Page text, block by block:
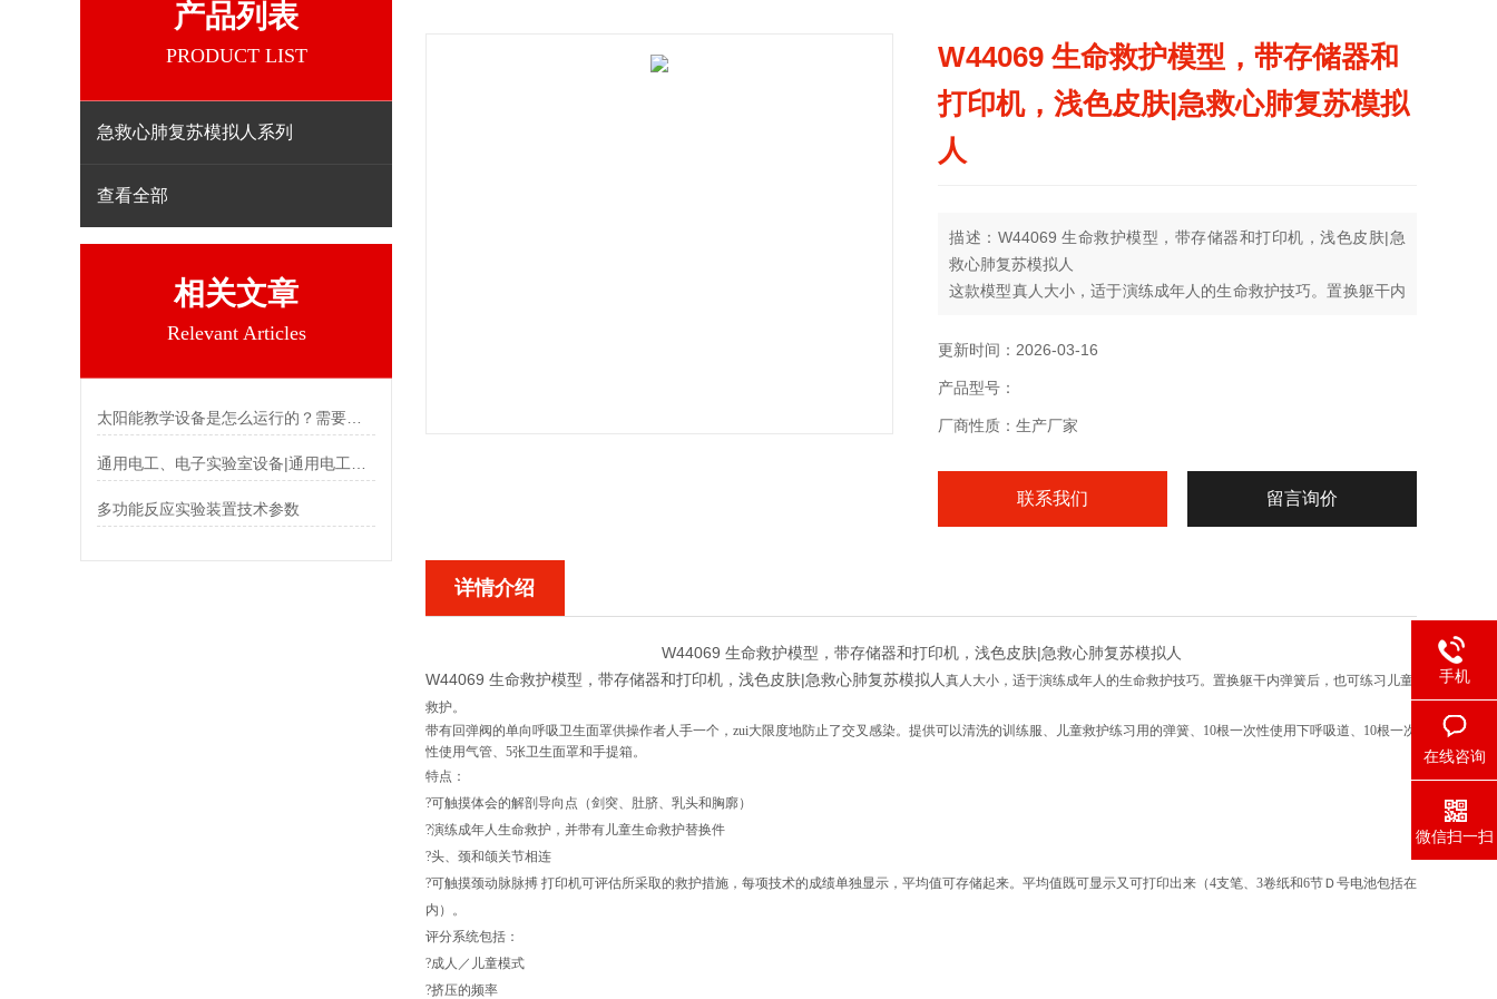
产品列表
PRODUCT LIST
急救心肺复苏模拟人系列
查看全部
相关文章
Relevant Articles
太阳能教学设备是怎么运行的？需要满足哪些条件？
多功能反应实验装置技术参数
W44069 生命救护模型，带存储器和
打印机，浅色皮肤|急救心肺复苏模拟
人
描述：W44069 生命救护模型，带存储器和打印机，浅色皮肤|急
救心肺复苏模拟人
这款模型真人大小，适于演练成年人的生命救护技巧。置换躯干内
作者人手一个，Z大限度地防止了交叉感染
更新时间：2026-03-16
产品型号：
厂商性质：生产厂家
联系我们 留言询价
详情介绍
W44069 生命救护模型，带存储器和打印机，浅色皮肤|急救心肺复苏模拟人
W44069 生命救护模型，带存储器和打印机，浅色皮肤|急救心肺复苏模拟人 真人大小，适于演练成年人的生命救护技巧。置换躯干内弹簧后，也可练习儿童
救护。
带有回弹阀的单向呼吸卫生面罩供操作者人手一个，zui大限度地防止了交叉感染。提供可以清洗的训练服、儿童救护练习用的弹簧、10根一次性使用下呼吸道、10根一次
性使用气管、5张卫生面罩和手提箱。
特点：
?可触摸体会的解剖导向点（剑突、肚脐、乳头和胸廓）
?演练成年人生命救护，并带有儿童生命救护替换件
?头、颈和颌关节相连
?可触摸颈动脉脉搏 打印机可评估所采取的救护措施，每项技术的成绩单独显示，平均值可存储起来。平均值既可显示又可打印出来（4支笔、3卷纸和6节Ｄ号电池包括在
内）。
评分系统包括：
?成人／儿童模式
?挤压的频率
手机
在线咨询
微信扫一扫